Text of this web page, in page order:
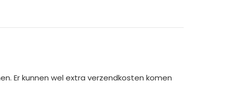
Er kunnen wel extra verzendkosten komen